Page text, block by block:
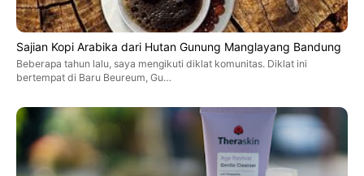
Sajian Kopi Arabika dari Hutan Gunung Manglayang Bandung
Beberapa tahun lalu, saya mengikuti diklat komunitas. Diklat ini
bertempat di Baru Beureum, Gu…